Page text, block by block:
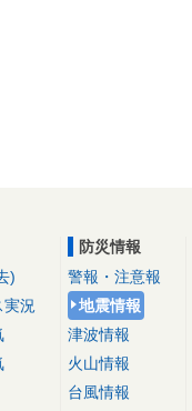
)
実況
防災情報
警報・注意報
地震情報
津波情報
火山情報
台風情報